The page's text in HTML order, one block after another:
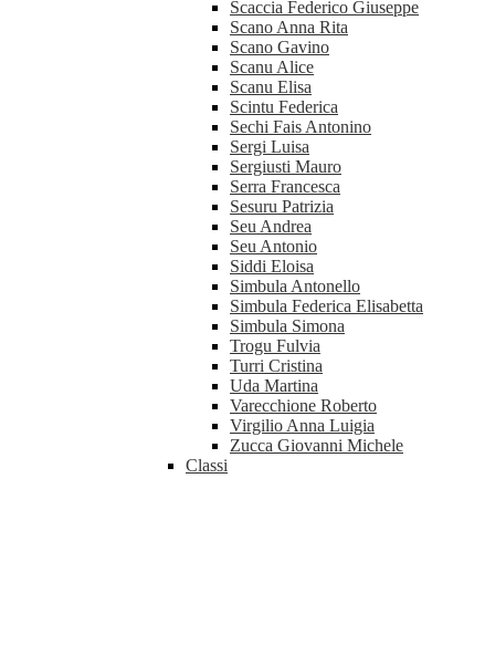
Scaccia Federico Giuseppe
Scano Anna Rita
Scano Gavino
Scanu Alice
Scanu Elisa
Scintu Federica
Sechi Fais Antonino
Sergi Luisa
Sergiusti Mauro
Serra Francesca
Sesuru Patrizia
Seu Andrea
Seu Antonio
Siddi Eloisa
Simbula Antonello
Simbula Federica Elisabetta
Simbula Simona
Trogu Fulvia
Turri Cristina
Uda Martina
Varecchione Roberto
Virgilio Anna Luigia
Zucca Giovanni Michele
Classi